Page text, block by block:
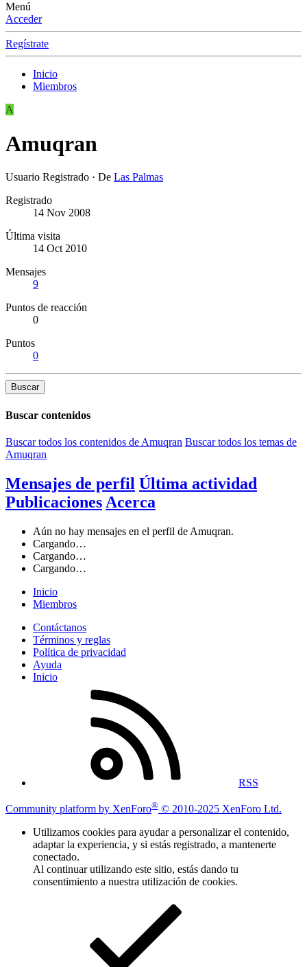
Menú
Acceder
Regístrate
Inicio
Miembros
A
Amuqran
Usuario Registrado · De Las Palmas
Registrado
14 Nov 2008
Última visita
14 Oct 2010
Mensajes
9
Puntos de reacción
0
Puntos
0
Buscar
Buscar contenidos
Buscar todos los contenidos de Amuqran Buscar todos los temas de
Amuqran
Mensajes de perfil Última actividad
Publicaciones Acerca
Aún no hay mensajes en el perfil de Amuqran.
Cargando…
Cargando…
Cargando…
Inicio
Miembros
Contáctanos
Términos y reglas
Política de privacidad
Ayuda
Inicio
RSS
Community platform by XenForo® © 2010-2025 XenForo Ltd.
Utilizamos cookies para ayudar a personalizar el contenido,
adaptar la experiencia, y si estás registrado, a mantenerte
conectado.
Al continuar utilizando este sitio, estás dando tu
consentimiento a nuestra utilización de cookies.